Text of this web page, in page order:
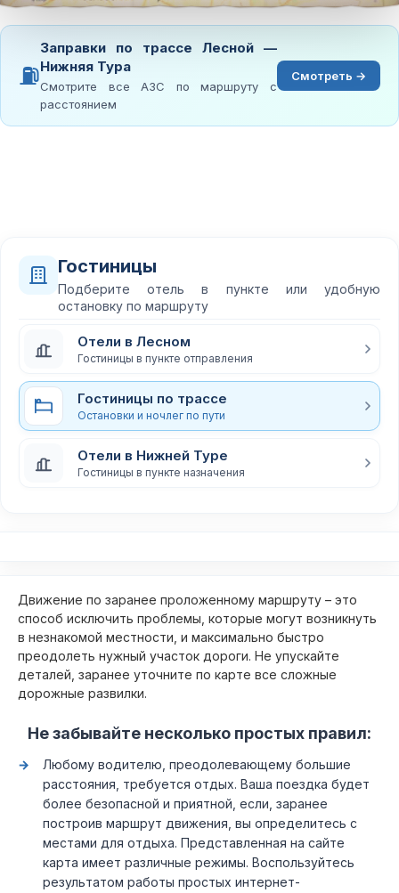
⛽
Заправки по трассе Лесной —
Нижняя Тура
Смотрите все АЗС по маршруту с
расстоянием
Смотреть →
Гостиницы
Подберите отель в пункте или удобную
остановку по маршруту
Отели в Лесном
Гостиницы в пункте отправления
Гостиницы по трассе
Остановки и ночлег по пути
Отели в Нижней Туре
Гостиницы в пункте назначения
Движение по заранее проложенному маршруту – это
способ исключить проблемы, которые могут возникнуть
в незнакомой местности, и максимально быстро
преодолеть нужный участок дороги. Не упускайте
деталей, заранее уточните по карте все сложные
дорожные развилки.
Не забывайте несколько простых правил:
Любому водителю, преодолевающему большие
расстояния, требуется отдых. Ваша поездка будет
более безопасной и приятной, если, заранее
построив маршрут движения, вы определитесь с
местами для отдыха. Представленная на сайте
карта имеет различные режимы. Воспользуйтесь
результатом работы простых интернет-